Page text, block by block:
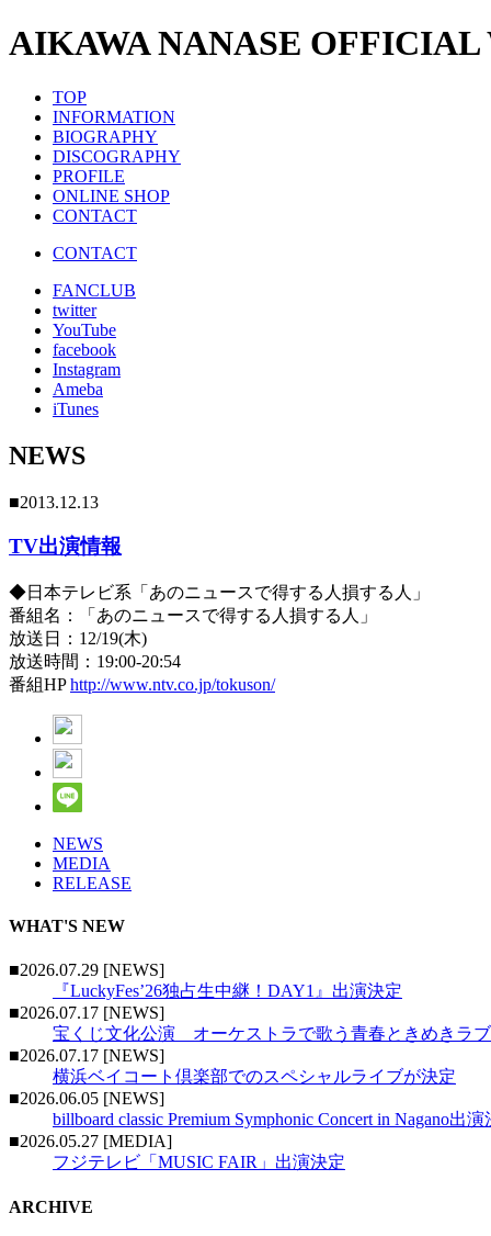
AIKAWA NANASE OFFICIAL
TOP
INFORMATION
BIOGRAPHY
DISCOGRAPHY
PROFILE
ONLINE SHOP
CONTACT
CONTACT
FANCLUB
twitter
YouTube
facebook
Instagram
Ameba
iTunes
NEWS
■2013.12.13
TV出演情報
◆日本テレビ系「あのニュースで得する人損する人」
番組名：「あのニュースで得する人損する人」
放送日：12/19(木)
放送時間：19:00-20:54
番組HPhttp://www.ntv.co.jp/tokuson/
NEWS
MEDIA
RELEASE
WHAT'S NEW
■2026.07.29 [NEWS]
『LuckyFes’26独占生中継！DAY1』出演決定
■2026.07.17 [NEWS]
宝くじ文化公演 オーケストラで歌う青春ときめきラ
■2026.07.17 [NEWS]
横浜ベイコート倶楽部でのスペシャルライブが決定
■2026.06.05 [NEWS]
billboard classic Premium Symphonic Concert in Nagano出演
■2026.05.27 [MEDIA]
フジテレビ「MUSIC FAIR」出演決定
ARCHIVE